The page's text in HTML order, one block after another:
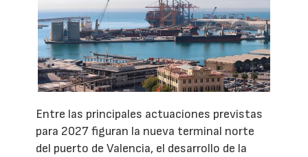
Entre las principales actuaciones previstas
para 2027 figuran la nueva terminal norte
del puerto de Valencia, el desarrollo de la